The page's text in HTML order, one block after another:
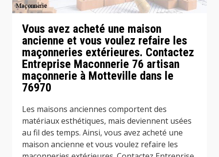
Vous avez acheté une maison
ancienne et vous voulez refaire les
maçonneries extérieures. Contactez
Entreprise Maconnerie 76 artisan
maçonnerie à Motteville dans le
76970
Les maisons anciennes comportent des
matériaux esthétiques, mais deviennent usées
au fil des temps. Ainsi, vous avez acheté une
maison ancienne et vous voulez refaire les